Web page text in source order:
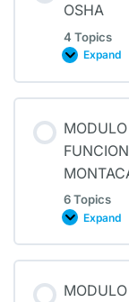
OSHA
4 Topics
Expand
6 Topics
Expand